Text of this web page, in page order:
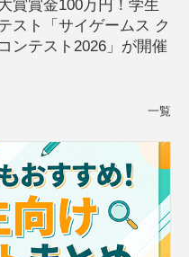
賞賞金100万円！学生
スト「サイゲームス ク
ンテスト2026」が開催
一覧